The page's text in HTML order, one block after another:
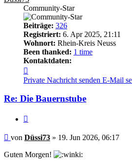
Community-Star
Beiträge: 326
Registriert: 6. Apr 2025, 21:11
Wohnort: Rhein-Kreis Neuss
Been thanked: 1 time
Kontaktdaten:
von
Düssi73
Private Nachricht senden E-Mail
Re: Die Bauernstube
Beitrag
von Düssi73 » 19. Jun 2026, 06:17
Guten Morgen!